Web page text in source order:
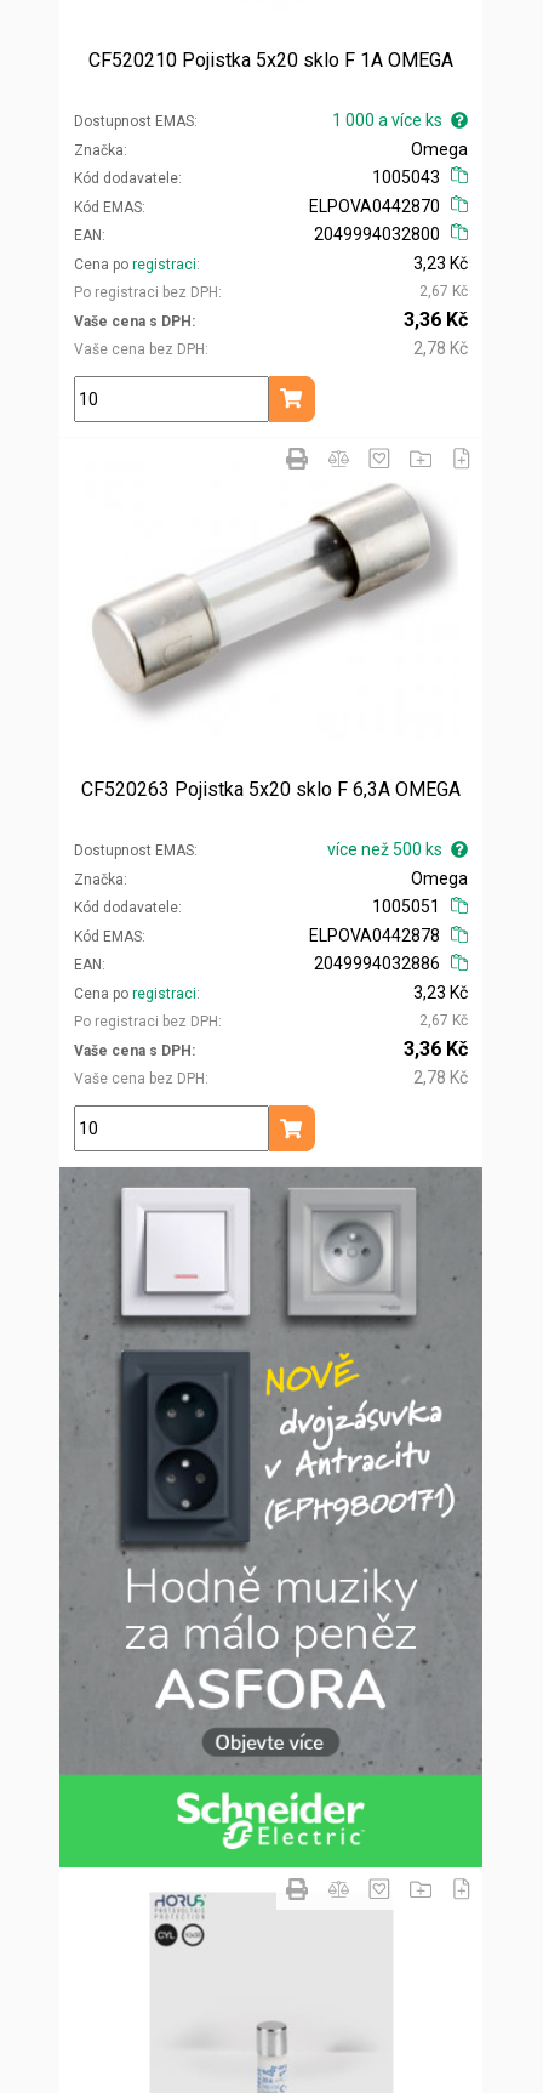
CF520210 Pojistka 5x20 sklo F 1A OMEGA
Dostupnost EMAS 1 000 a více ks
Značka
Kód dodavatele
Omega
1005043
Kód EMAS
EAN
ELPOVA0442870
2049994032800
Cena po registraci
Po registraci bez DPH
3,23 Kč
2,67 Kč
Vaše cena s DPH
Vaše cena bez DPH
3,36 Kč
2,78 Kč
ks
Přidat do košíku
CF520263 Pojistka 5x20 sklo F 6,3A OMEGA
Dostupnost EMAS více než 500 ks
Značka
Kód dodavatele
Omega
1005051
Kód EMAS
EAN
ELPOVA0442878
2049994032886
Cena po registraci
Po registraci bez DPH
3,23 Kč
2,67 Kč
Vaše cena s DPH
Vaše cena bez DPH
3,36 Kč
2,78 Kč
ks
Přidat do košíku